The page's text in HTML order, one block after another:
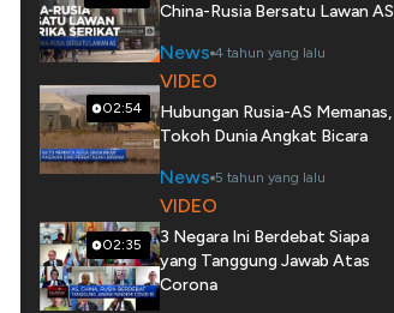
China-Rusia Bersatu Lawan AS
News 4 tahun yang lalu
02:54
VIDEO
Hubungan Rusia-AS Memanas,
Tokoh Dunia Angkat Bicara
News 5 tahun yang lalu
02:35
VIDEO
3 Negara Ini Berdebat Siapa
yang Tanggung Jawab Atas
Corona